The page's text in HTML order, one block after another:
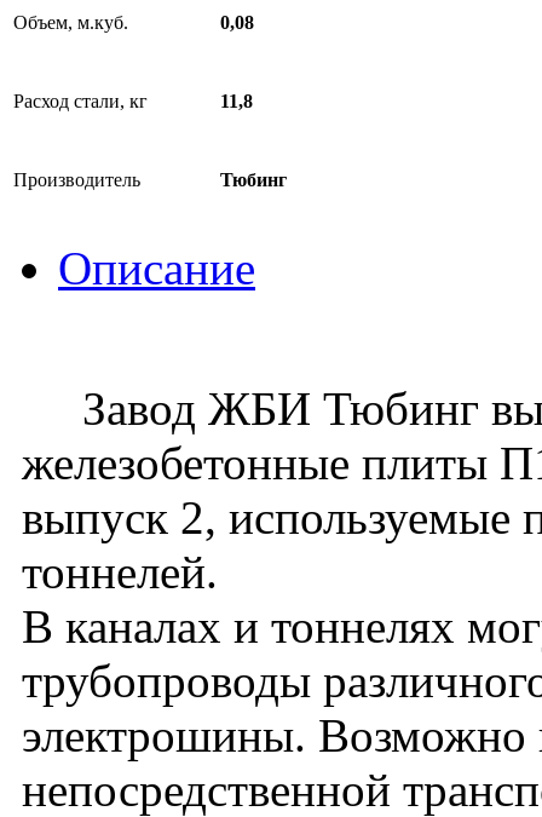
Объем, м.куб. 0,08
Расход стали, кг 11,8
Производитель Тюбинг
Описание
Завод ЖБИ Тюбинг
железобетонные плиты
выпуск 2, используемые
тоннелей.
В каналах и тоннелях
трубопроводы
электрошины. Возможно
непосредственной